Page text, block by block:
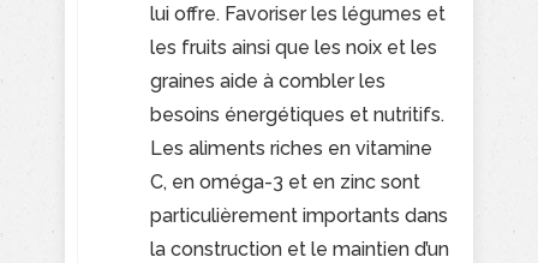
lui offre. Favoriser les légumes et
les fruits ainsi que les noix et les
graines aide à combler les
besoins énergétiques et nutritifs.
Les aliments riches en vitamine
C, en oméga-3 et en zinc sont
particulièrement importants dans
la construction et le maintien d’un